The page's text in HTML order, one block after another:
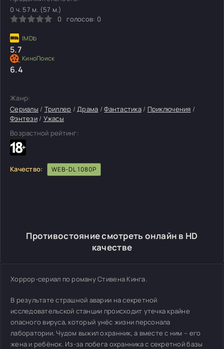
0 ч. 57 м. (57 м.)
0
голосов: 0
5.7
6.4
Жанр:
Сериалы / Триллер /Драма /Фантастика/ Приключения /
Фэнтези/ Ужасы
Возрастной рейтинг:
Качество: WEB-DL 1080P
Противостояние смотреть онлайн в HD
качестве
Хоррор-сериал по роману Стивена Кинга.
В результате страшной аварии на секретной
исследовательской станции происходит утечка крайне
опасного вируса, который унёс жизни персонала
лаборатории. Чудом выжил охранник, а вместе с ним – его
жена и ребёнок. Из-за побега охранника с секретной базы